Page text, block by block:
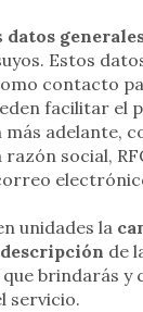
datos
Estos
contacto
facilitar el
adelante,
social,
unidades la
descripción de
brindarás y
servicio.